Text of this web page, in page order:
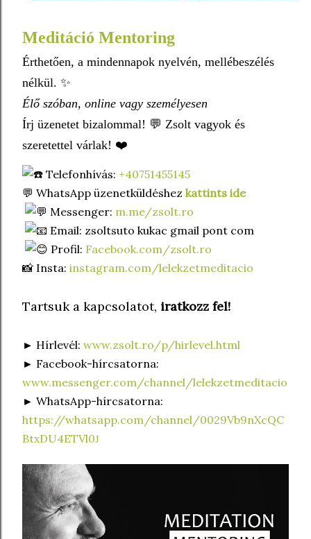
Meditáció Mentoring
Érthetően, a mindennapok nyelvén, mellébeszélés
nélkül. ✨
Élő szóban, online vagy személyesen
Írj üzenetet bizalommal! 💬 Zsolt vagyok és
szeretettel várlak! ❤️
Telefonhívás: +40751455145
💬 WhatsApp üzenetküldéshez kattints ide
Messenger: m.me/zsolt.ro
Email: zsoltsuto kukac gmail pont com
Profil: Facebook.com/zsolt.ro
📸 Insta: instagram.com/lelekzetmeditacio
Tartsuk a kapcsolatot, iratkozz fel!
► Hírlevél: www.zsolt.ro/p/hirlevel.html
► Facebook-hírcsatorna:
www.messenger.com/channel/lelekzetmeditacio
► WhatsApp-hírcsatorna:
https://whatsapp.com/channel/0029Vb9nXcQC
BtxDU4ETVl0J